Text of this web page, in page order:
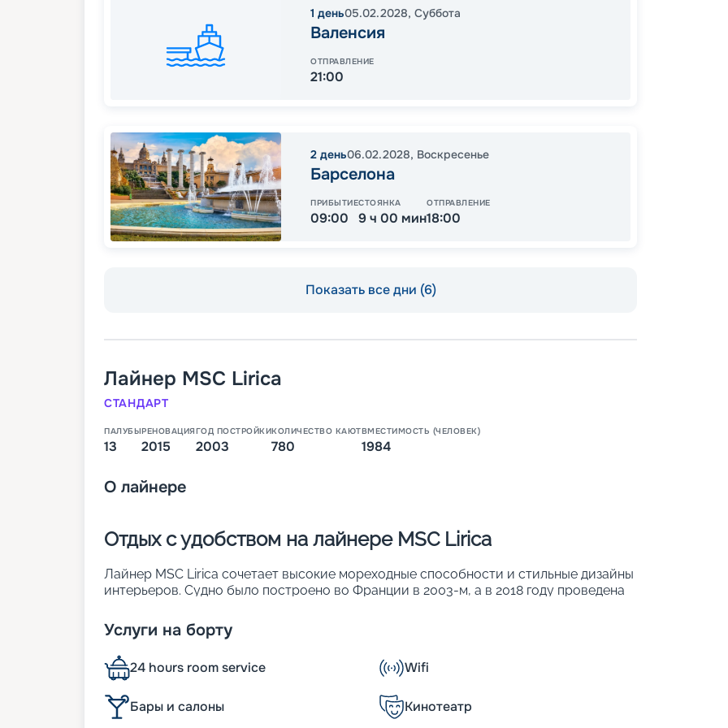
1 день05.02.2028, Суббота
Валенсия
ОТПРАВЛЕНИЕ
21:00
2 день06.02.2028, Воскресенье
Барселона
ПРИБЫТИЕ
09:00
СТОЯНКА
9 ч 00 мин
ОТПРАВЛЕНИЕ
18:00
Показать все дни (6)
Лайнер MSC Lirica
СТАНДАРТ
ПАЛУБЫ
13
РЕНОВАЦИЯ
2015
ГОД ПОСТРОЙКИ
2003
КОЛИЧЕСТВО КАЮТ
780
ВМЕСТИМОСТЬ (ЧЕЛОВЕК)
1984
О лайнере
Отдых с удобством на лайнере MSC Lirica
Лайнер MSC Lirica сочетает высокие мореходные способности и стильные дизайны
интерьеров. Судно было построено во Франции в 2003-м, а в 2018 году проведена
обставленных каютах можно заселить до 1 984 человек. Основные характеристики
лайнера:
• ширина – 29 м;
• длина – 275 м;
• водоизмещение – около 65,6 тыс. т;
• осадка – 6,6 м;
Услуги на борту
24 hours room service Wifi
Бары и салоны Кинотеатр